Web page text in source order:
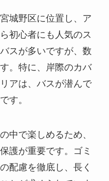
城野区に位置し、ア
初心者にも人気のス
スが多いですが、数
。特に、岸際のカバ
アは、バスが潜んで
す。
中で楽しめるため、
護が重要です。ゴミ
配慮を徹底し、長く